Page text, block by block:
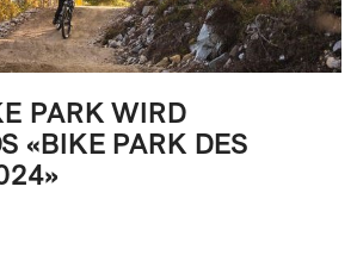
PARK WIRD
«BIKE PARK DES